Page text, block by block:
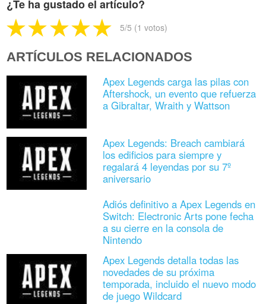
¿Te ha gustado el artículo?
5/5 (1 votos)
ARTÍCULOS RELACIONADOS
Apex Legends carga las pilas con
Aftershock, un evento que refuerza
a Gibraltar, Wraith y Wattson
Apex Legends: Breach cambiará
los edificios para siempre y
regalará 4 leyendas por su 7º
aniversario
Adiós definitivo a Apex Legends en
Switch: Electronic Arts pone fecha
a su cierre en la consola de
Nintendo
Apex Legends detalla todas las
novedades de su próxima
temporada, incluido el nuevo modo
de juego Wildcard